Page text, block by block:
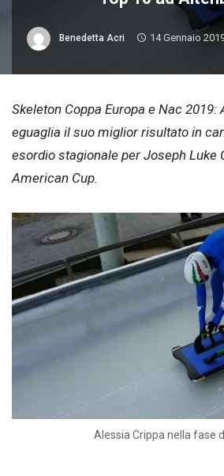
Benedetta Acri 14 Gennaio
Skeleton Coppa Europa e Nac 2019:
eguaglia il suo miglior risultato in
esordio stagionale per Joseph Luke
American Cup.
Alessia Crippa nella fase